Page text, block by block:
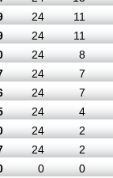
24
11
24
11
24
8
24
7
24
7
24
4
24
2
24
2
0 0